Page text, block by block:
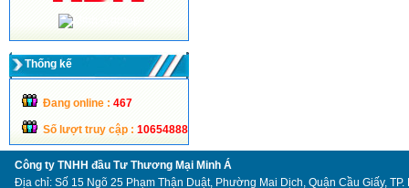
Thống kế
Đang online : 467
Số lượt truy cập : 10654888
Công ty TNHH đầu Tư Thương Mại Minh Á
Địa chỉ: Số 15 Ngõ 25 Phạm Thận Duật, Phường Mai Dịch, Quận Cầu Giấy, TP.